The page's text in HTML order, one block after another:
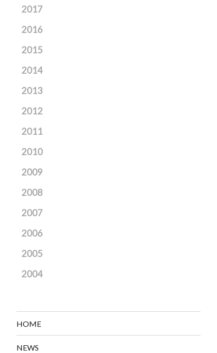
2017
2016
2015
2014
2013
2012
2011
2010
2009
2008
2007
2006
2005
2004
HOME
NEWS